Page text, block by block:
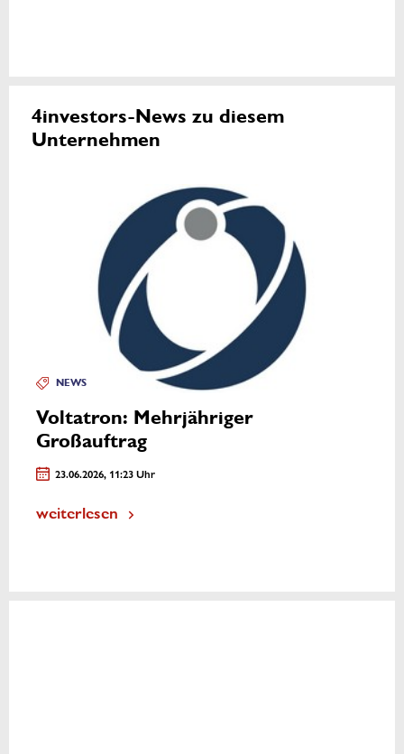
4investors-News zu diesem
Unternehmen
NEWS
Voltatron: Mehrjähriger
Großauftrag
23.06.2026, 11:23 Uhr
weiterlesen